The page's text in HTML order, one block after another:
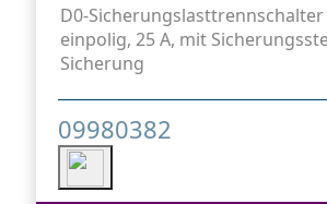
D0-Sicherungslasttrennschalter
einpolig, 25 A, mit
Sicherung
09980382